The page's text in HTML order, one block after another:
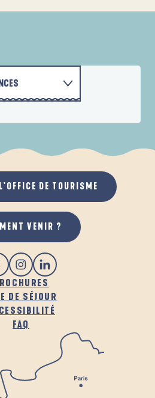
du photographe"
de Bastien Courtay et Joane
DE SÉJOUR
FAQ
DE TOURISME
VENIR ?